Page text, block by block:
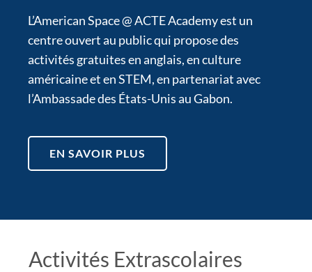
L’American Space @ ACTE Academy est un
centre ouvert au public qui propose des
activités gratuites en anglais, en culture
américaine et en STEM, en partenariat avec
l’Ambassade des États-Unis au Gabon.
EN SAVOIR PLUS
Activités Extrascolaires